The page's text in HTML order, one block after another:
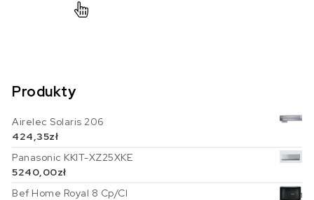
Produkty
Airelec Solaris 206
424,35zł
Panasonic KKIT-XZ25XKE
5240,00zł
Bef Home Royal 8 Cp/Cl